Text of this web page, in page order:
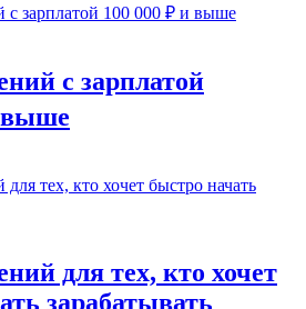
с зарплатой
выше
для тех, кто хочет
зарабатывать